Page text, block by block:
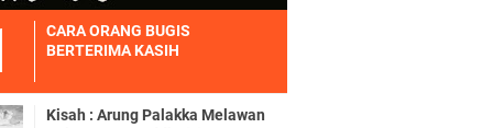
CARA ORANG BUGIS
BERTERIMA KASIH
Kisah : Arung Palakka Melawan